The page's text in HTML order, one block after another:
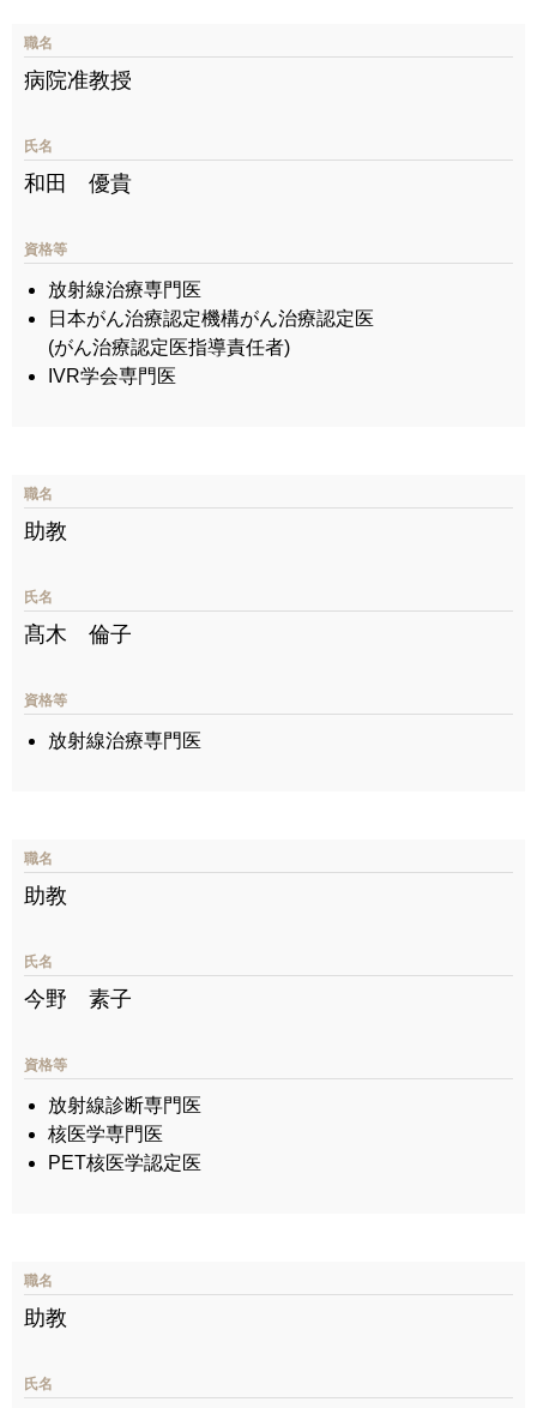
職名
病院准教授
氏名
和田 優貴
資格等
放射線治療専門医
日本がん治療認定機構がん治療認定医
(がん治療認定医指導責任者)
IVR学会専門医
職名
助教
氏名
髙木 倫子
資格等
放射線治療専門医
職名
助教
氏名
今野 素子
資格等
放射線診断専門医
核医学専門医
PET核医学認定医
職名
助教
氏名